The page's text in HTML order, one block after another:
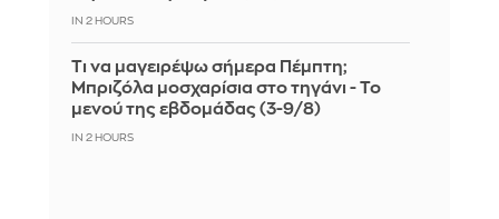
IN 2 HOURS
Τι να μαγειρέψω σήμερα Πέμπτη;
Μπριζόλα μοσχαρίσια στο τηγάνι - Το
μενού της εβδομάδας (3-9/8)
IN 2 HOURS